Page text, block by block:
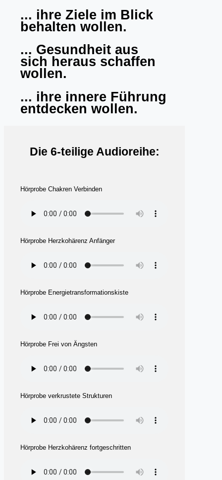
... ihre Ziele im Blick
behalten wollen.
... Gesundheit aus
sich heraus schaffen
wollen.
... ihre innere Führung
entdecken wollen.
Die 6-teilige Audioreihe:
Hörprobe Chakren Verbinden
Hörprobe Herzkohärenz Anfänger
Hörprobe Energietransformationskiste
Hörprobe Frei von Ängsten
Hörprobe verkrustete Strukturen
Hörprobe Herzkohärenz fortgeschritten